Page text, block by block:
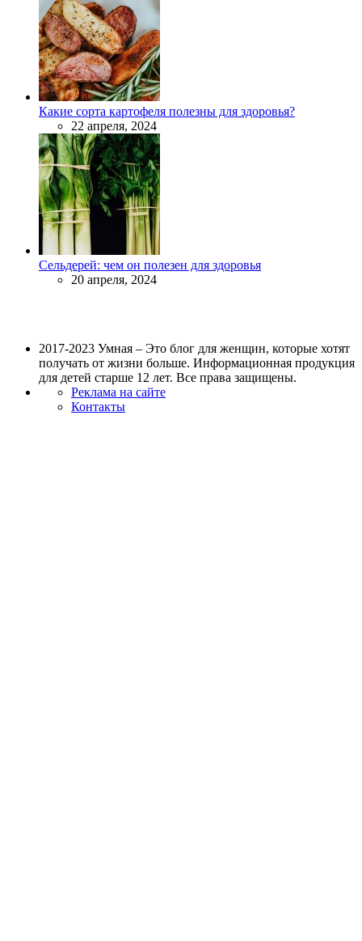
Какие сорта картофеля полезны для здоровья?
22 апреля, 2024
Сельдерей: чем он полезен для здоровья
20 апреля, 2024
2017-2023 Умная – Это блог для женщин, которые хотят
получать от жизни больше. Информационная продукция
для детей старше 12 лет. Все права защищены.
Реклама на сайте
Контакты